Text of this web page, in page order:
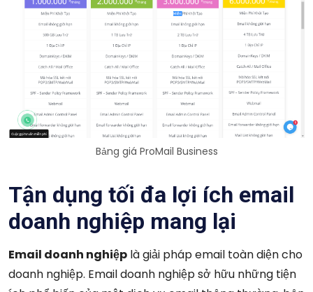
Bảng giá ProMail Business
Tận dụng tối đa lợi ích email
doanh nghiệp mang lại
Email doanh nghiệp là giải pháp email toàn diện cho
doanh nghiệp. Email doanh nghiệp sở hữu những tiện